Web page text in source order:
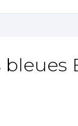
bleues